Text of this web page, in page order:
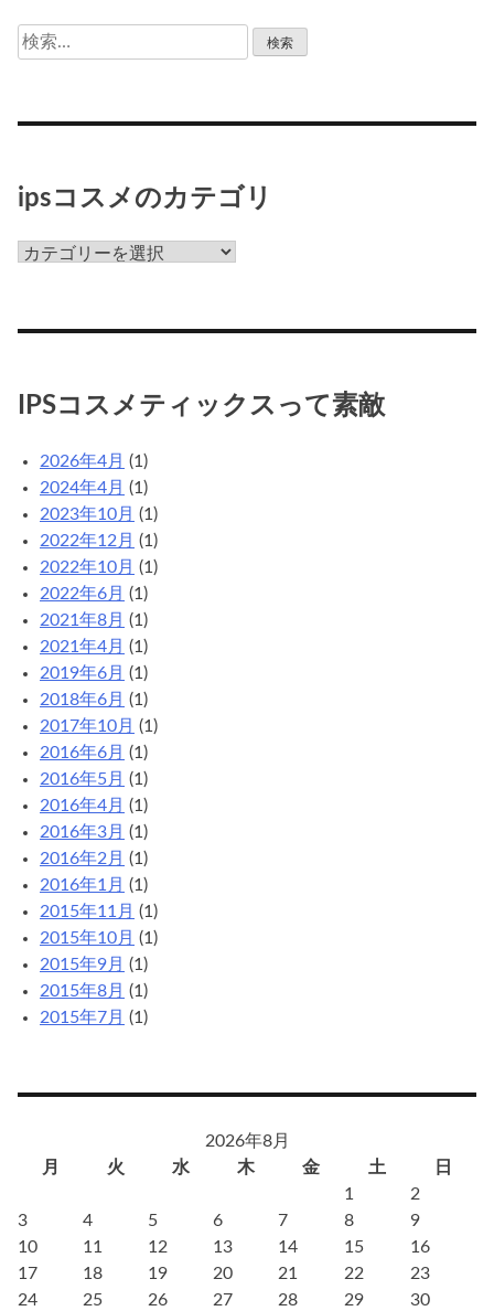
検
索:
ipsコスメのカテゴリ
ips
メ
テ
リ
IPSコスメティックスって素敵
2026年4月 (1)
2024年4月 (1)
2023年10月 (1)
2022年12月 (1)
2022年10月 (1)
2022年6月 (1)
2021年8月 (1)
2021年4月 (1)
2019年6月 (1)
2018年6月 (1)
2017年10月 (1)
2016年6月 (1)
2016年5月 (1)
2016年4月 (1)
2016年3月 (1)
2016年2月 (1)
2016年1月 (1)
2015年11月 (1)
2015年10月 (1)
2015年9月 (1)
2015年8月 (1)
2015年7月 (1)
2026年8月
月
火 水 木 金 土
日
1
2
3
4 5 6 7 8
9
10
11 12 13 14 15
16
17
18 19 20 21 22
23
24
25 26 27 28 29 30